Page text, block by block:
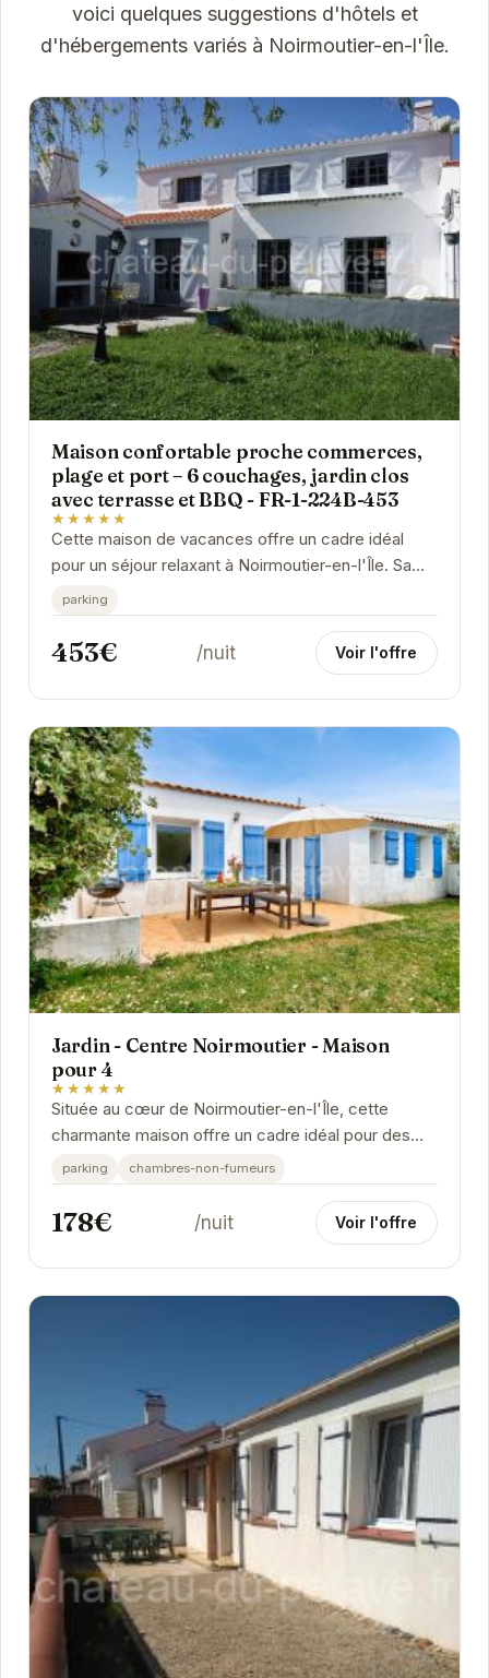
voici quelques suggestions d'hôtels et
d'hébergements variés à Noirmoutier-en-l'Île.
Maison confortable proche commerces,
plage et port – 6 couchages, jardin clos
avec terrasse et BBQ - FR-1-224B-453
★★★★★
Cette maison de vacances offre un cadre idéal
pour un séjour relaxant à Noirmoutier-en-l'Île. Sa
proximité avec les commerces, la plage et le...
parking
453€ /nuit Voir l'offre
Jardin - Centre Noirmoutier - Maison
pour 4
★★★★★
Située au cœur de Noirmoutier-en-l'Île, cette
charmante maison offre un cadre idéal pour des
vacances relaxantes. Avec son jardin privé, vous...
parking chambres-non-fumeurs
178€ /nuit Voir l'offre